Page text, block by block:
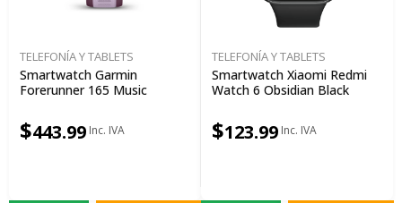
TELEFONÍA Y TABLETS
Smartwatch Garmin
Forerunner 165 Music
$443.99
TELEFONÍA Y TABLETS
Smartwatch Xiaomi Redmi
Watch 6 Obsidian Black
$123.99